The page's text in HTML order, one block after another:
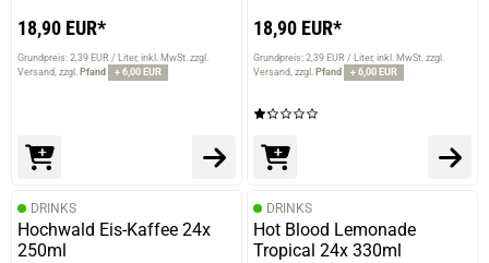
18,90 EUR*
Grundpreis: 2,39 EUR / Liter inkl. MwSt. zzgl.
Versand zzgl. Pfand + 6,00 EUR
18,90 EUR*
Grundpreis: 2,39 EUR / Liter inkl. MwSt. zzgl.
Versand zzgl. Pfand + 6,00 EUR
DRINKS
Hochwald Eis-Kaffee 24x
250ml
DRINKS
Hot Blood Lemonade
Tropical 24x 330ml